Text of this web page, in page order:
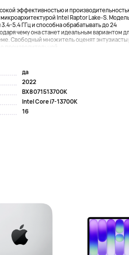
эффективностью и
Intel Raptor Lake-S.
5.4 ГГц и способна обрабатывать до 24
чему она станет идеальным вариантом
Свободный множитель оценят энтузиасты
производительной,...
да
2022
BX8071513700K
Intel Core i7-13700K
16